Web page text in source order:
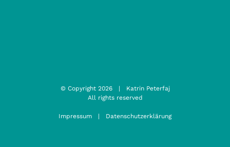
© Copyright 2026 | Katrin Peterfaj
All rights reserved
Impressum | Datenschutzerklärung